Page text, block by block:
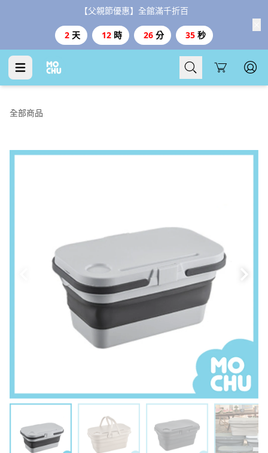
【父親節優惠】全館滿千折百
2 天 12 時 26 分 34 秒
Cart
全部商品